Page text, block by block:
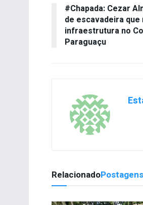
#Chapada: Cezar
de escavadeira
infraestrutura no
Paraguaçu
RelacionadoPostagens